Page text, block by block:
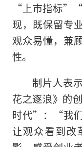
“上市指标
现，既保留专
观众易懂，兼
性。
制片人表
花之逐浪》的
时代”：“我们
让观众看到改